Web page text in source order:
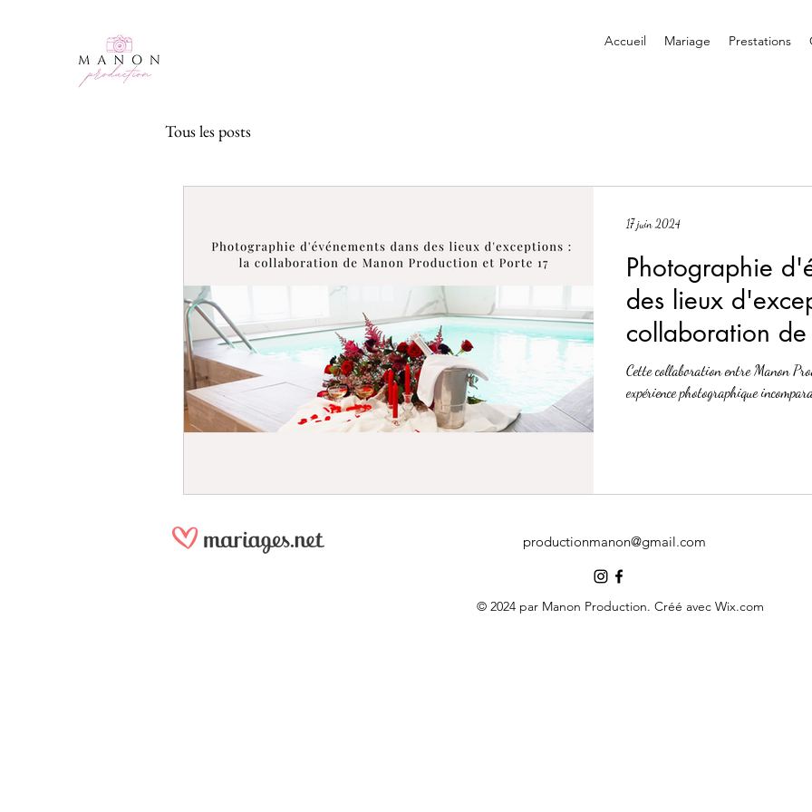
Accueil Mariage Prestations
Tous les posts
Photographie
des lieux
collaboration
Production,
Jarny, avec
Cette collaboration entre Manon
expérience photographique
17 juin 2024
productionmanon@gmail.com
© 2024 par Manon Production. Créé avec Wix.com